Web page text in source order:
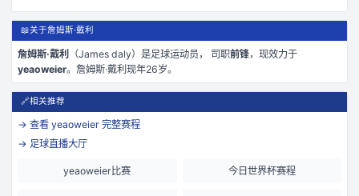
📖关于詹姆斯·戴利
詹姆斯·戴利 （James daly）是足球运动员， 司职前锋，现效力于
yeaoweier。 詹姆斯·戴利现年26岁。
🔗相关推荐
→ 查看 yeaoweier 完整赛程
→ 足球直播大厅
yeaoweier比赛 今日世界杯赛程